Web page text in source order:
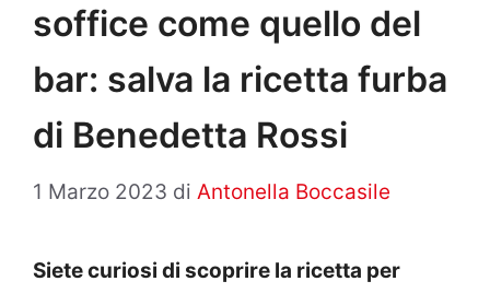
soffice come quello del
bar: salva la ricetta furba
di Benedetta Rossi
1 Marzo 2023 di Antonella Boccasile
Siete curiosi di scoprire la ricetta per